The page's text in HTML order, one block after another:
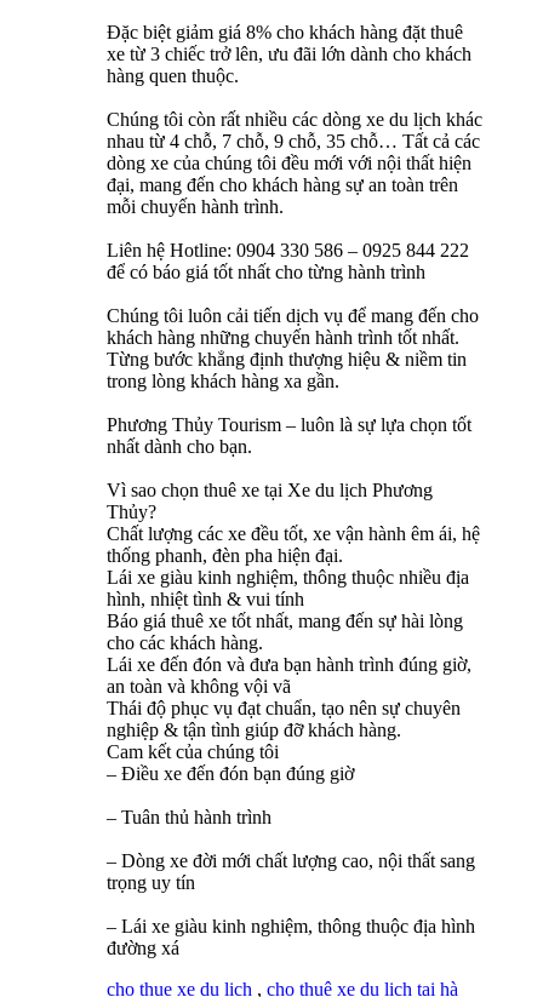
Đặc biệt giảm giá 8% cho khách hàng đặt thuê
xe từ 3 chiếc trở lên, ưu đãi lớn dành cho khách
hàng quen thuộc.
Chúng tôi còn rất nhiều các dòng xe du lịch khác
nhau từ 4 chỗ, 7 chỗ, 9 chỗ, 35 chỗ… Tất cả các
dòng xe của chúng tôi đều mới với nội thất hiện
đại, mang đến cho khách hàng sự an toàn trên
mỗi chuyến hành trình.
Liên hệ Hotline: 0904 330 586 – 0925 844 222
để có báo giá tốt nhất cho từng hành trình
Chúng tôi luôn cải tiến dịch vụ để mang đến cho
khách hàng những chuyến hành trình tốt nhất.
Từng bước khẳng định thượng hiệu & niềm tin
trong lòng khách hàng xa gần.
Phương Thủy Tourism – luôn là sự lựa chọn tốt
nhất dành cho bạn.
Vì sao chọn thuê xe tại Xe du lịch Phương
Thủy?
Chất lượng các xe đều tốt, xe vận hành êm ái, hệ
thống phanh, đèn pha hiện đại.
Lái xe giàu kinh nghiệm, thông thuộc nhiều địa
hình, nhiệt tình & vui tính
Báo giá thuê xe tốt nhất, mang đến sự hài lòng
cho các khách hàng.
Lái xe đến đón và đưa bạn hành trình đúng giờ,
an toàn và không vội vã
Thái độ phục vụ đạt chuẩn, tạo nên sự chuyên
nghiệp & tận tình giúp đỡ khách hàng.
Cam kết của chúng tôi
– Điều xe đến đón bạn đúng giờ
– Tuân thủ hành trình
– Dòng xe đời mới chất lượng cao, nội thất sang
trọng uy tín
– Lái xe giàu kinh nghiệm, thông thuộc địa hình
đường xá
cho thue xe du lich , cho thuê xe du lịch tại hà